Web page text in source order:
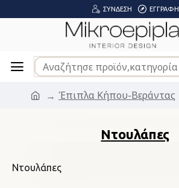
ΣΎΝΔΕΣΗ ΕΓΓΡΑΦΉ
Έπιπλα Κήπου-Βεράντας
Ντουλάπες
Ντουλάπες